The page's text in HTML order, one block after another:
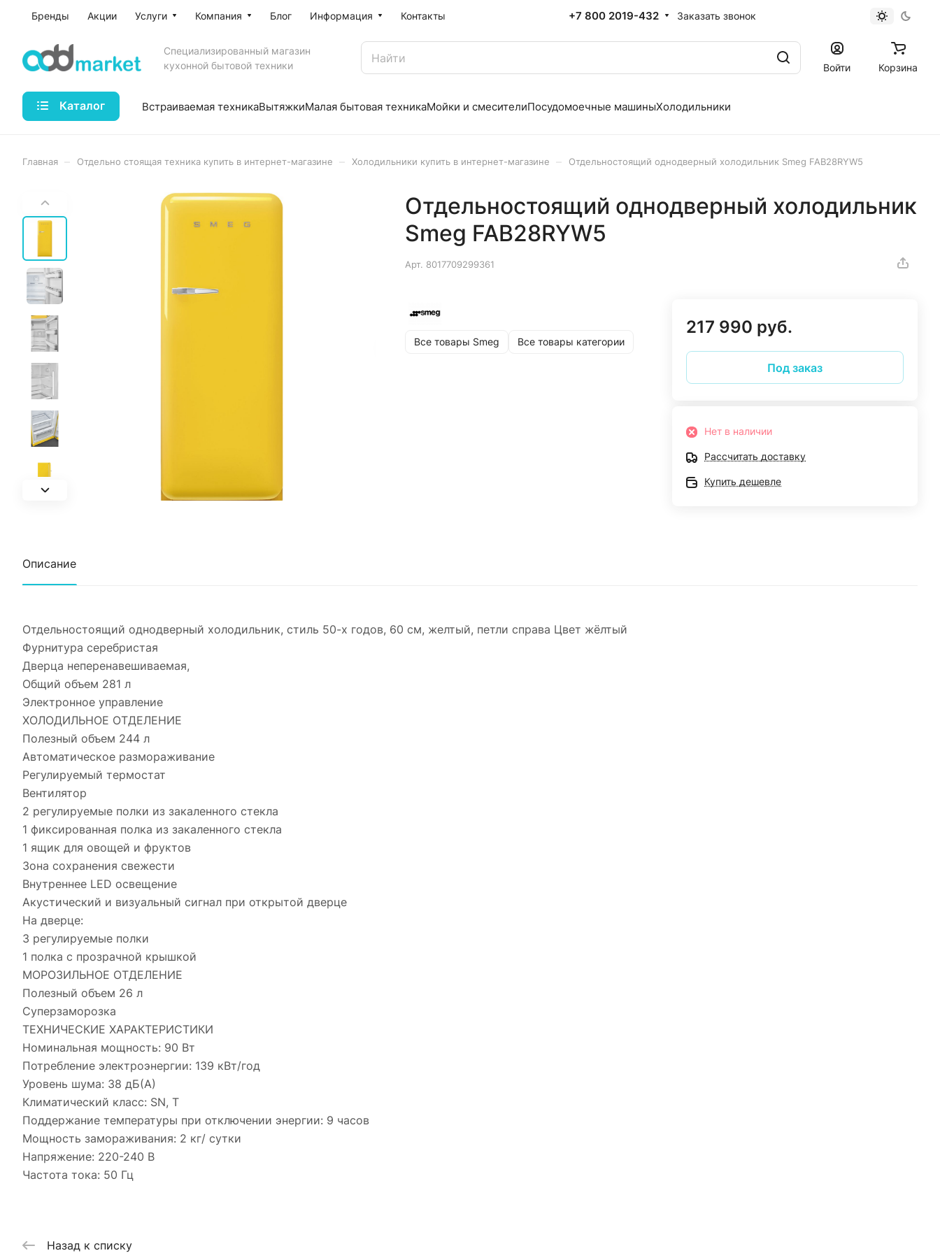
Бренды Акции Услуги Компания Блог Информация Контакты +7 800 2019-432 Заказать звонок
Специализированный магазин
кухонной бытовой техники
Войти Корзина
Каталог Встраиваемая техникаВытяжкиМалая бытовая техникаМойки и смесителиПосудомоечные машиныХолодильники
Главная Отдельно стоящая техника купить в интернет-магазине Холодильники купить в интернет-магазине Отдельностоящий однодверный холодильник Smeg FAB28RYW5
Отдельностоящий однодверный холодильник
Smeg FAB28RYW5
Арт. 8017709299361
Все товары Smeg Все товары категории
217 990 руб.
Под заказ
Нет в наличии
Рассчитать доставку
Купить дешевле
Описание
Отдельностоящий однодверный холодильник, стиль 50-х годов, 60 см, желтый, петли справа Цвет жёлтый
Фурнитура серебристая
Дверца неперенавешиваемая,
Общий объем 281 л
Электронное управление
ХОЛОДИЛЬНОЕ ОТДЕЛЕНИЕ
Полезный объем 244 л
Автоматическое размораживание
Регулируемый термостат
Вентилятор
2 регулируемые полки из закаленного стекла
1 фиксированная полка из закаленного стекла
1 ящик для овощей и фруктов
Зона сохранения свежести
Внутреннее LED освещение
Акустический и визуальный сигнал при открытой дверце
На дверце:
3 регулируемые полки
1 полка с прозрачной крышкой
МОРОЗИЛЬНОЕ ОТДЕЛЕНИЕ
Полезный объем 26 л
Суперзаморозка
ТЕХНИЧЕСКИЕ ХАРАКТЕРИСТИКИ
Номинальная мощность: 90 Вт
Потребление электроэнергии: 139 кВт/год
Уровень шума: 38 дБ(А)
Климатический класс: SN, T
Поддержание температуры при отключении энергии: 9 часов
Мощность замораживания: 2 кг/ сутки
Напряжение: 220-240 В
Частота тока: 50 Гц
Назад к списку